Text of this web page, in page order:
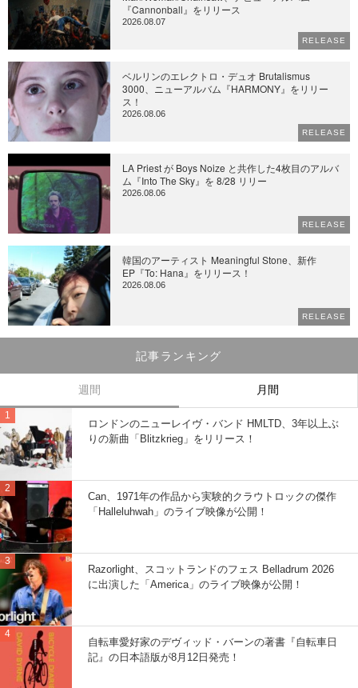
『Cannonball』をリリース
2026.08.07
RELEASE
ベルリンのエレクトロ・デュオ Brutalismus
3000、ニューアルバム『HARMONY』をリリー
ス！
2026.08.06
RELEASE
LA Priest が Boys Noize と共作した4枚目のアルバ
ム『Into The Sky』を 8/28 リリー
2026.08.06
RELEASE
韓国のアーティスト Meaningful Stone、新作
EP『To: Hana』をリリース！
2026.08.06
RELEASE
記事ランキング
週間 月間
ロンドンのニューレイヴ・バンド HMLTD、3年以上ぶ
りの新曲「Blitzkrieg」をリリース！
Can、1971年の作品から実験的クラウトロックの傑作
「Halleluhwah」のライブ映像が公開！
Razorlight、スコットランドのフェス Belladrum 2026
に出演した「America」のライブ映像が公開！
自転車愛好家のデヴィッド・バーンの著書『自転車日
記』の日本語版が8月12日発売！